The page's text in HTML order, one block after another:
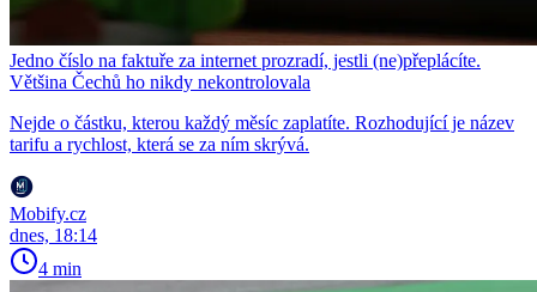
Jedno číslo na faktuře za internet prozradí, jestli (ne)přeplácíte.
Většina Čechů ho nikdy nekontrolovala
Nejde o částku, kterou každý měsíc zaplatíte. Rozhodující je název
tarifu a rychlost, která se za ním skrývá.
Mobify.cz
dnes, 18:14
4 min